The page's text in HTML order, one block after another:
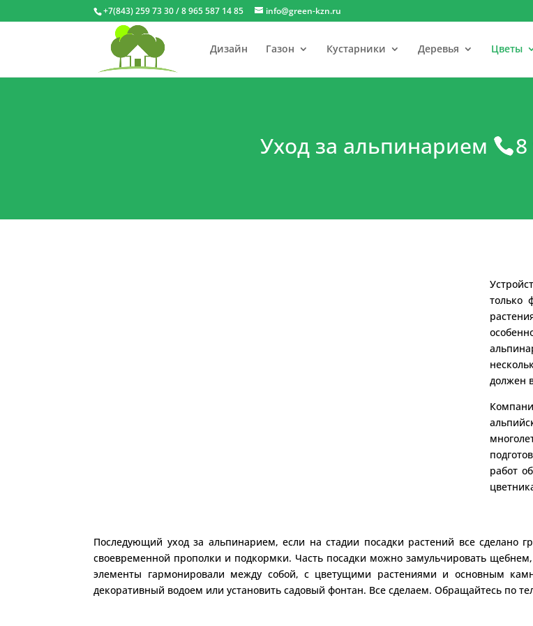
+7(843) 259 73 30 / 8 965 587 14 85 info@green-kzn.ru
Дизайн Газон Кустарники Деревья Цветы
Уход за альпинарием
только
должен
работ
Последующий уход за альпинарием, если на стадии посадки растений все сделано
своевременной прополки и подкормки. Часть посадки можно замульчировать
элементы гармонировали между собой, с цветущими растениями и основным
декоративный водоем или установить садовый фонтан. Все сделаем. Обращайтесь по